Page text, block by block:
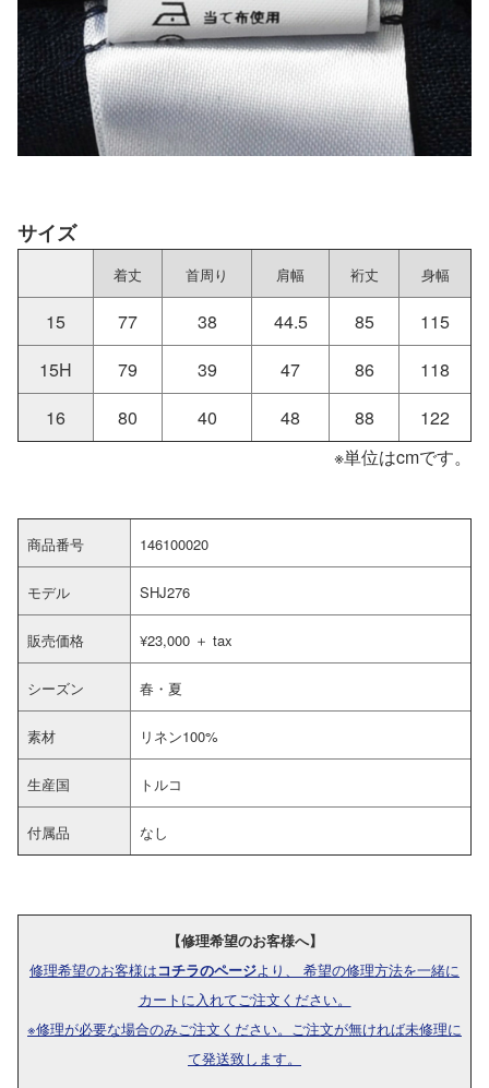
サイズ
着丈 首周り 肩幅 裄丈 身幅
15 77 38 44.5 85
115
15H
79 39 47 86
118
16
80 40 48 88
122
※単位はcmです。
商品番号 146100020
モデル SHJ276
販売価格 ¥23,000 ＋ tax
シーズン 春・夏
素材 リネン100%
生産国 トルコ
付属品 なし
【修理希望のお客様へ】
修理希望のお客様はコチラのページより、 希望の修理方法を一緒に
カートに入れてご注文ください。
※修理が必要な場合のみご注文ください。ご注文が無ければ未修理に
て発送致します。